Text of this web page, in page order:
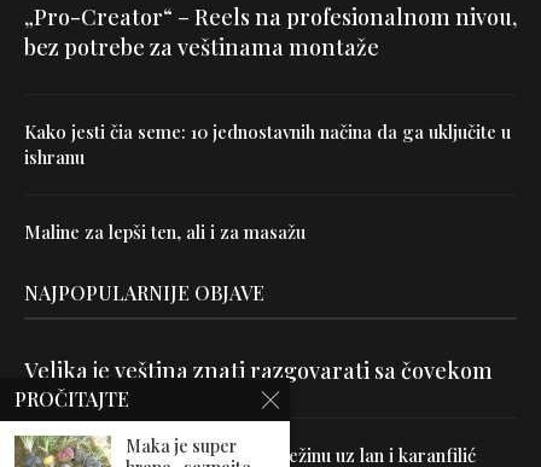
„Pro-Creator“ – Reels na profesionalnom nivou,
bez potrebe za veštinama montaže
Kako jesti čia seme: 10 jednostavnih načina da ga uključite u
ishranu
Maline za lepši ten, ali i za masažu
NAJPOPULARNIJE OBJAVE
Velika je veština znati razgovarati sa čovekom
Uništite parazite i normalizujte težinu uz lan i karanfilić
PROČITAJTE
Maka je super